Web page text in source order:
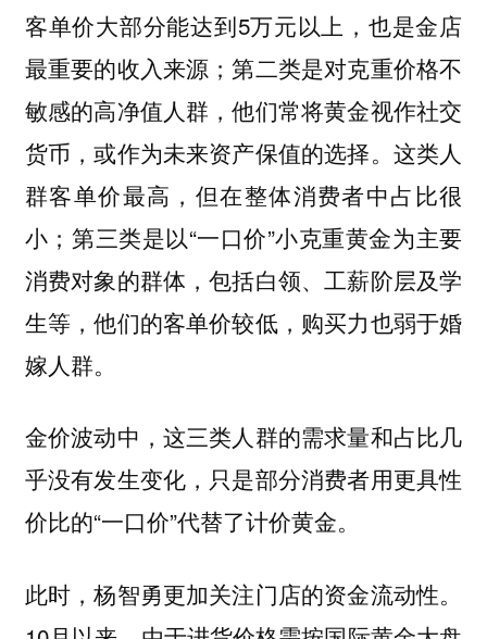
客单价大部分能达到5万元以上，也是金店
最重要的收入来源；第二类是对克重价格不
敏感的高净值人群，他们常将黄金视作社交
货币，或作为未来资产保值的选择。这类人
群客单价最高，但在整体消费者中占比很
小；第三类是以“一口价”小克重黄金为主要
消费对象的群体，包括白领、工薪阶层及学
生等，他们的客单价较低，购买力也弱于婚
嫁人群。
金价波动中，这三类人群的需求量和占比几
乎没有发生变化，只是部分消费者用更具性
价比的“一口价”代替了计价黄金。
此时，杨智勇更加关注门店的资金流动性。